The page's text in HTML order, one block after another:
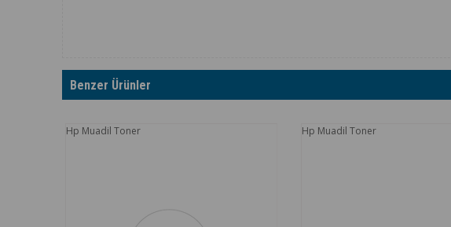
Benzer Ürünler
Hp Muadil Toner Hp Muadil Toner